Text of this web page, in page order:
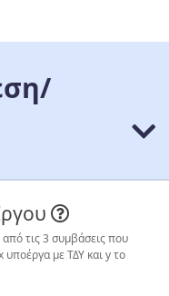
τις 3 συμβάσεις που
με ΤΔΥ και y το